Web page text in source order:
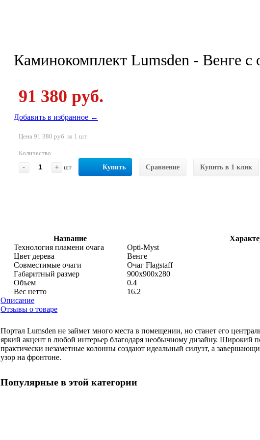
Каминокомплект Lumsden - Венге с
91 380 руб.
Добавить в избранное ←
Цена 91 380 руб. за 1 шт
Количество
-
+ шт Купить Сравнение Купить в 1 клик
Название
Технология пламени очага
Opti-Myst
Цвет дерева
Венге
Совместимые очаги
Очаг Flagstaff
Габаритный размер
900x900x280
Объем
0.4
Вес нетто
16.2
Описание
Отзывы о товаре
Портал Lumsden не займет много места в помещении, но станет его
яркий акцент в любой интерьер благодаря необычному дизайну. Широкий
практически незаметные колонны создают идеальный силуэт, а
узор на фронтоне.
Популярные в этой категории